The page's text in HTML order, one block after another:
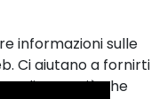
informazioni sulle
Ci aiutano a fornirti
ciò che